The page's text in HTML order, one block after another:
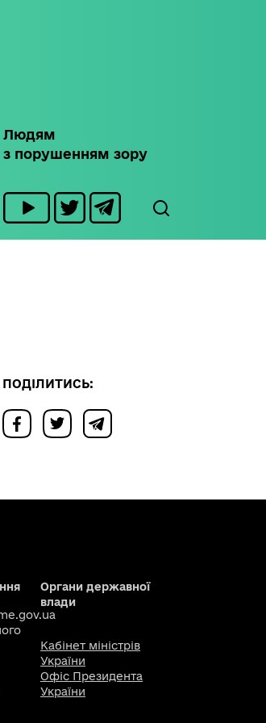
Людям
з порушенням зору
ПОДІЛИТИСЬ:
Органи державної
влади
Кабінет міністрів
України
Офіс Президента
України